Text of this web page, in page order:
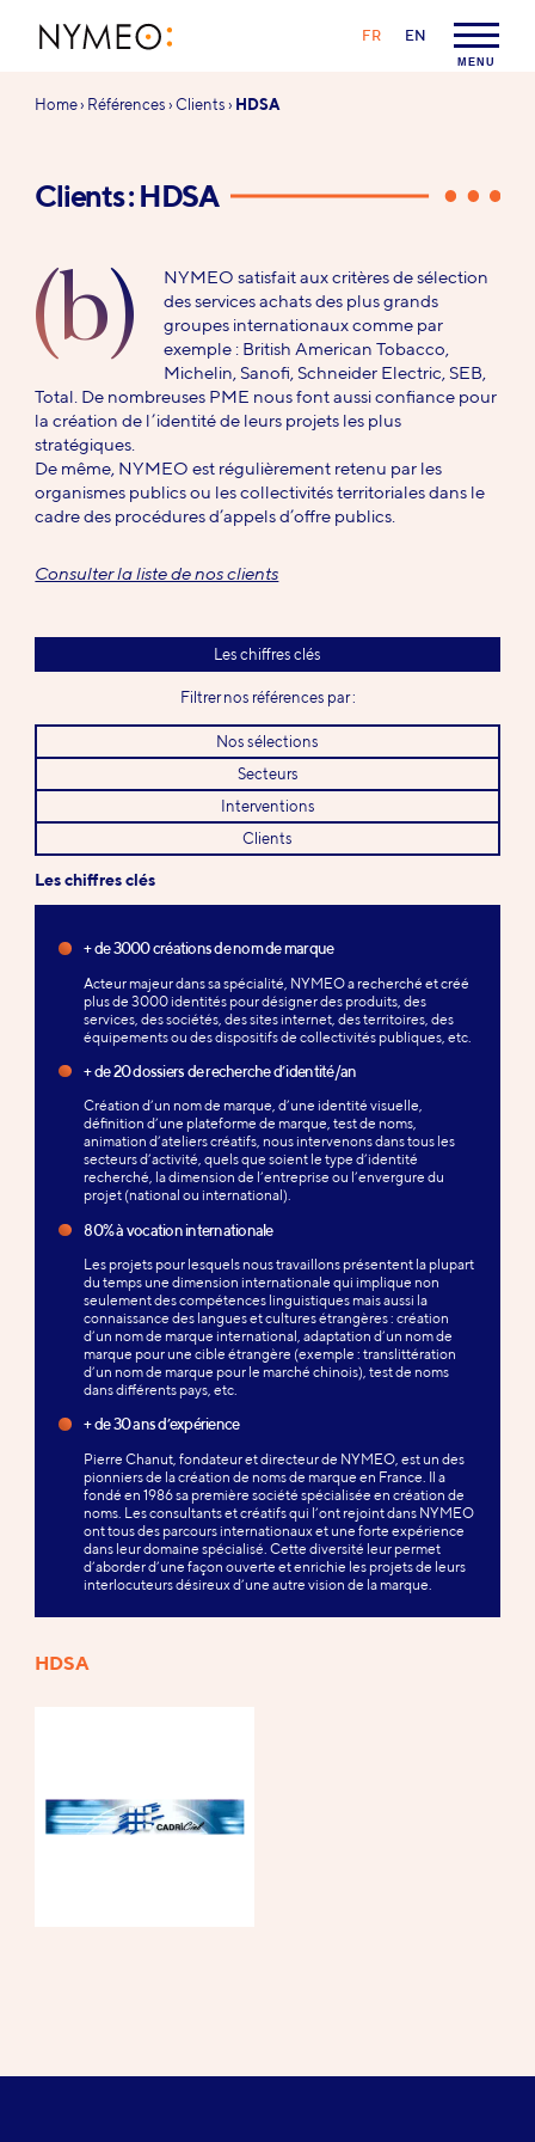
MENU
LANGAGE :
FR EN
Vous
Home› Références›Clients› HDSA
Clients : HDSA
(b)
NYMEO satisfait aux critères de sélection
des services achats des plus grands
groupes internationaux comme par
exemple : British American Tobacco,
Michelin, Sanofi, Schneider Electric, SEB,
Total. De nombreuses PME nous font aussi confiance pour
la création de l’identité de leurs projets les plus
stratégiques.
De même, NYMEO est régulièrement retenu par les
organismes publics ou les collectivités territoriales dans le
cadre des procédures d’appels d’offre publics.
Consulter la liste de nos clients
Les chiffres clés
Filtrer nos références par :
Nos sélections
Secteurs
Interventions
Clients
Les chiffres clés
+ de 3000 créations de nom de marque
Acteur majeur dans sa spécialité, NYMEO a recherché et créé
plus de 3000 identités pour désigner des produits, des
services, des sociétés, des sites internet, des territoires, des
équipements ou des dispositifs de collectivités publiques, etc.
+ de 20 dossiers de recherche d’identité/an
Création d’un nom de marque, d’une identité visuelle,
définition d’une plateforme de marque, test de noms,
animation d’ateliers créatifs, nous intervenons dans tous les
secteurs d’activité, quels que soient le type d’identité
recherché, la dimension de l’entreprise ou l’envergure du
projet (national ou international).
80% à vocation internationale
Les projets pour lesquels nous travaillons présentent la plupart
du temps une dimension internationale qui implique non
seulement des compétences linguistiques mais aussi la
connaissance des langues et cultures étrangères : création
d’un nom de marque international, adaptation d’un nom de
marque pour une cible étrangère (exemple : translittération
d’un nom de marque pour le marché chinois), test de noms
dans différents pays, etc.
+ de 30 ans d’expérience
Pierre Chanut, fondateur et directeur de NYMEO, est un des
pionniers de la création de noms de marque en France. Il a
fondé en 1986 sa première société spécialisée en création de
noms. Les consultants et créatifs qui l’ont rejoint dans NYMEO
ont tous des parcours internationaux et une forte expérience
dans leur domaine spécialisé. Cette diversité leur permet
d’aborder d’une façon ouverte et enrichie les projets de leurs
interlocuteurs désireux d’une autre vision de la marque.
Références
HDSA